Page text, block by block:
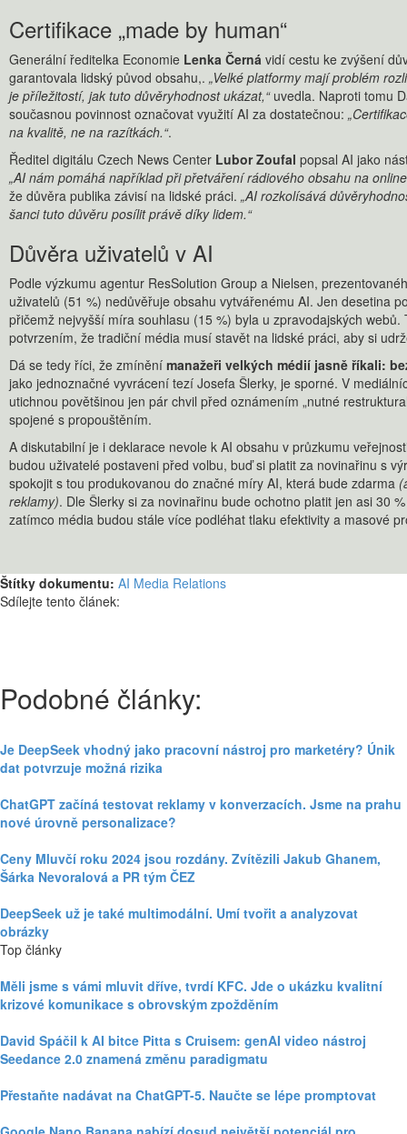
Certifikace „made by human“
Generální ředitelka Economie Lenka Černá vidí cestu ke zvýšení
garantovala lidský původ obsahu,. „Velké platformy mají problém
je příležitostí, jak tuto důvěryhodnost ukázat,“uvedla. Naproti tomu
současnou povinnost označovat využití AI za dostatečnou:
na kvalitě, ne na razítkách.“.
Ředitel digitálu Czech News Center Lubor Zoufal popsal AI jako
„AI nám pomáhá například při přetváření rádiového obsahu na
že důvěra publika závisí na lidské práci. „AI rozkolísává
šanci tuto důvěru posílit právě díky lidem.“
Důvěra uživatelů v AI
Podle výzkumu agentur ResSolution Group a Nielsen,
uživatelů (51 %) nedůvěřuje obsahu vytvářenému AI. Jen desetina
přičemž nejvyšší míra souhlasu (15 %) byla u zpravodajských
potvrzením, že tradiční média musí stavět na lidské práci, aby si
Dá se tedy říci, že zmínění manažeři velkých médií jasně říkali:
jako jednoznačné vyvrácení tezí Josefa Šlerky, je sporné. V
utichnou povětšinou jen pár chvil před oznámením „nutné
spojené s propouštěním.
A diskutabilní je i deklarace nevole k AI obsahu v průzkumu
budou uživatelé postaveni před volbu, buď si platit za novinařinu s
spokojit s tou produkovanou do značné míry AI, která bude zdarma
reklamy). Dle Šlerky si za novinařinu bude ochotno platit jen asi 30
zatímco média budou stále více podléhat tlaku efektivity a masové
Štítky dokumentu: AI Media Relations
Sdílejte tento článek:
Podobné články:
Je DeepSeek vhodný jako pracovní nástroj pro marketéry? Únik
dat potvrzuje možná rizika
ChatGPT začíná testovat reklamy v konverzacích. Jsme na prahu
nové úrovně personalizace?
Ceny Mluvčí roku 2024 jsou rozdány. Zvítězili Jakub Ghanem,
Šárka Nevoralová a PR tým ČEZ
DeepSeek už je také multimodální. Umí tvořit a analyzovat
obrázky
Top články
Měli jsme s vámi mluvit dříve, tvrdí KFC. Jde o ukázku kvalitní
krizové komunikace s obrovským zpožděním
David Spáčil k AI bitce Pitta s Cruisem: genAI video nástroj
Seedance 2.0 znamená změnu paradigmatu
Přestaňte nadávat na ChatGPT-5. Naučte se lépe promptovat